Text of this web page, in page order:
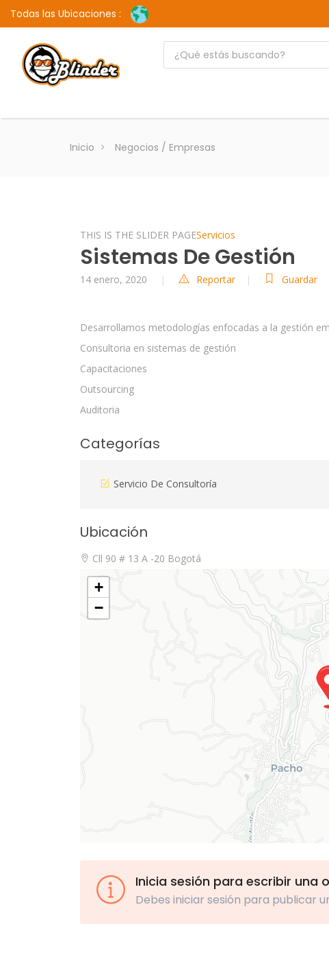
Todas las Ubicaciones :
Inicio Negocios / Empresas
THIS IS THE SLIDER PAGEServicios
Sistemas De Gestión
14 enero, 2020 Reportar Guardar
Desarrollamos metodologías enfocadas a la gestión
Consultoria en sistemas de gestión
Capacitaciones
Outsourcing
Auditoria
Categorías
Servicio De Consultoría
Ubicación
Cll 90 # 13 A -20 Bogotá
+
−
Inicia sesión para escribir una
Debes iniciar sesión para publicar